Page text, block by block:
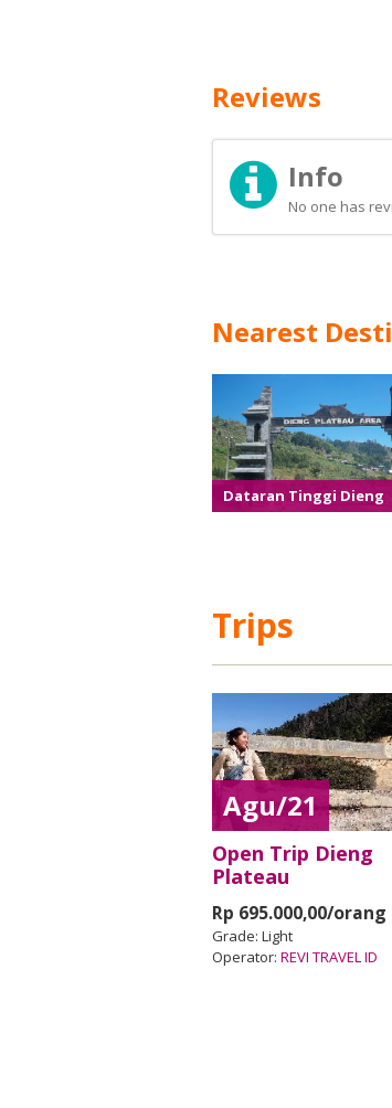
Reviews
Info
No one has
Nearest
Dataran Tinggi Dieng
Trips
Agu/21
Open Trip Dieng
Plateau
Rp 695.000,00/orang
Grade: Light
Operator: REVI TRAVEL ID